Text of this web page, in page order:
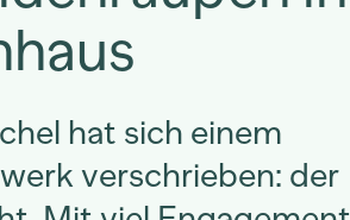
hat sich einem
verschrieben: der